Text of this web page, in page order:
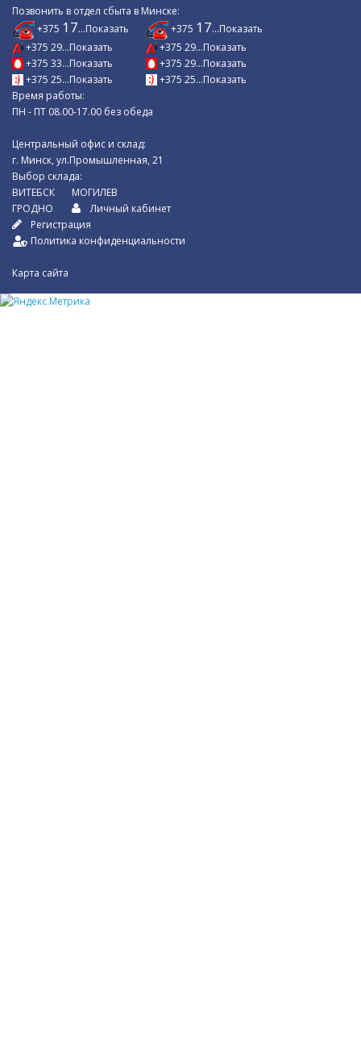
Позвонить в отдел сбыта в Минске:
+375 17...Показать
+375 29...Показать
+375 33...Показать
+375 25...Показать
+375 17...Показать
+375 29...Показать
+375 29...Показать
+375 25...Показать
Время работы:
ПН - ПТ 08.00-17.00 без обеда
Центральный офис и склад:
г. Минск, ул.Промышленная, 21
Выбор склада:
ВИТЕБСК
ГРОДНО
МОГИЛЕВ
Личный кабинет
Регистрация
Политика конфиденциальности
Карта сайта